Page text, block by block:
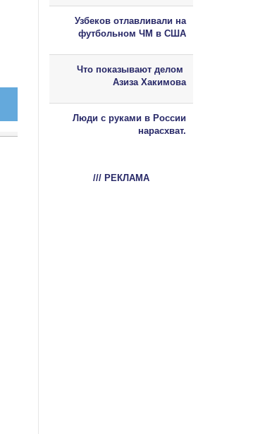
Узбеков отлавливали на
футбольном ЧМ в США
Что показывают делом
Азиза Хакимова
Люди с руками в России
нарасхват.
/// РЕКЛАМА